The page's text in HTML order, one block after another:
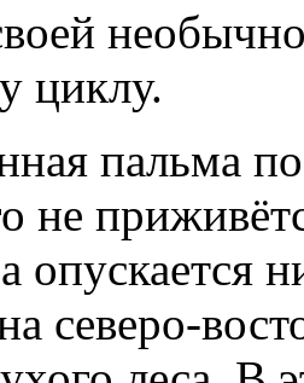
циклу.
пальма
не
опускается
северо-